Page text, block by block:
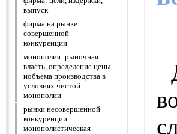
выпуск
фирма на рынке
совершенной
конкуренции
монополия: рыночная
власть, определение цены
иобъема производства в
условиях чистой
монополии
рынки несовершенной
конкуренции:
монополистическая